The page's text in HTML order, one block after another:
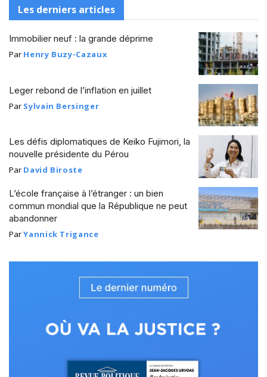
Les derniers articles
Immobilier neuf : la grande déprime
Par Henry Buzy-Cazaux
Leger rebond de l’inflation en juillet
Par Sylvain Bersinger
Les défis diplomatiques de Keiko Fujimori, la
nouvelle présidente du Pérou
Par David Biroste
L’école française à l’étranger : un bien
commun mondial que la République ne peut
abandonner
ParYannick Trigance